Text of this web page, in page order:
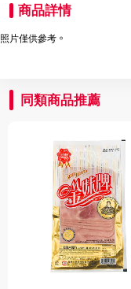
商品詳情
照片僅供參考。
同類商品推薦